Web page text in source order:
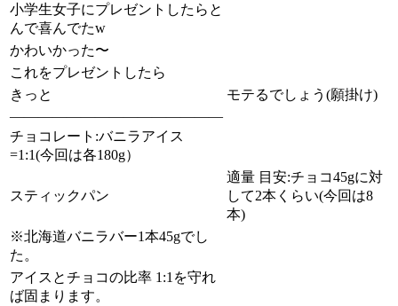
小学生女子にプレゼントしたらと
んで喜んでたw
かわいかった〜
これをプレゼントしたら
きっと
モテるでしょう(願掛け)
———————————————
チョコレート:バニラアイス
=1:1(今回は各180g）
スティックパン
適量 目安:チョコ45gに対
して2本くらい(今回は8
本)
※北海道バニラバー1本45gでし
た。
アイスとチョコの比率 1:1を守れ
ば固まります。